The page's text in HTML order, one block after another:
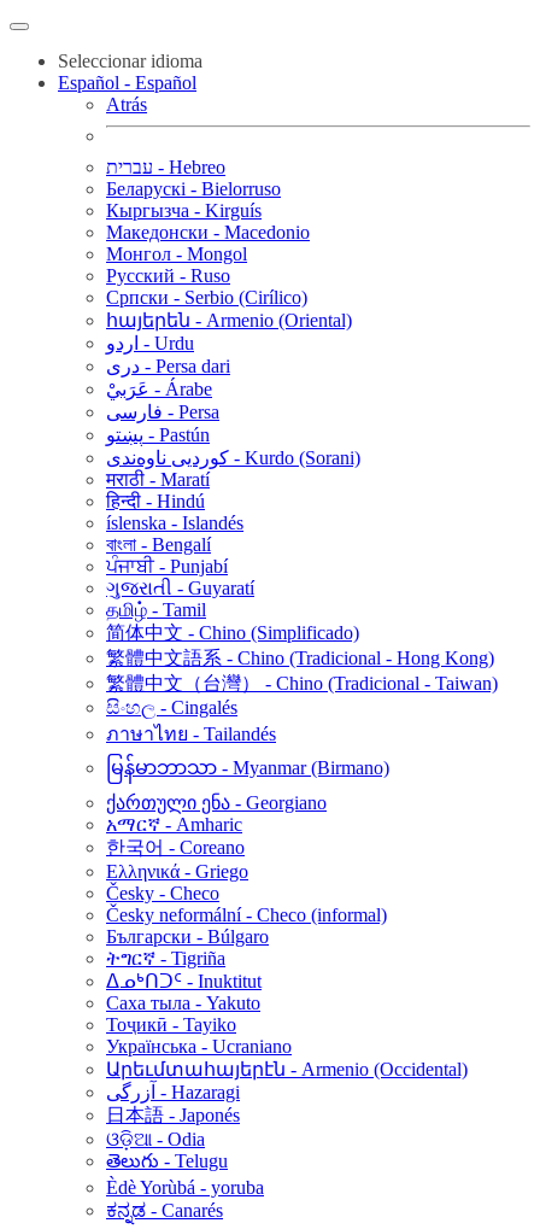
Seleccionar idioma
Español - Español
Atrás
עברית - Hebreo
Беларускі - Bielorruso
Кыргызча - Kirguís
Македонски - Macedonio
Монгол - Mongol
Русский - Ruso
Српски - Serbio (Cirílico)
հայերեն - Armenio (Oriental)
اردو - Urdu
دری - Persa dari
عَرَبيْ - Árabe
فارسی - Persa
پښتو - Pastún
کوردیی ناوەندی - Kurdo (Sorani)
मराठी - Maratí
हिन्दी - Hindú
íslenska - Islandés
বাংলা - Bengalí
ਪੰਜਾਬੀ - Punjabí
ગુજરાતી - Guyaratí
தமிழ் - Tamil
简体中文 - Chino (Simplificado)
繁體中文語系 - Chino (Tradicional - Hong Kong)
繁體中文（台灣） - Chino (Tradicional - Taiwan)
සිංහල - Cingalés
ภาษาไทย - Tailandés
မြန်မာဘာသာ - Myanmar (Birmano)
ქართული ენა - Georgiano
አማርኛ - Amharic
한국어 - Coreano
Ελληνικά - Griego
Česky - Checo
Česky neformální - Checo (informal)
Български - Búlgaro
ትግርኛ - Tigriña
ᐃᓄᒃᑎᑐᑦ - Inuktitut
Саха тыла - Yakuto
Тоҷикӣ - Tayiko
Українська - Ucraniano
Արեւմտահայերէն - Armenio (Occidental)
آزرگی - Hazaragi
日本語 - Japonés
ଓଡ଼ିଆ - Odia
తెలుగు - Telugu
Èdè Yorùbá - yoruba
ಕನ್ನಡ - Canarés